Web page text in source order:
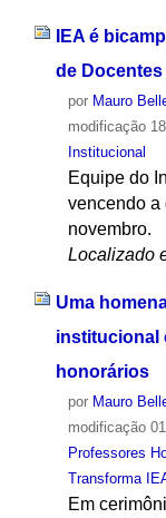
IEA é
de
por Mauro
modificação
Institucional
Equipe do
vencendo a
novembro.
Localizado
Uma
institucional
honorários
por Mauro
modificação
Professores
Transforma
Em